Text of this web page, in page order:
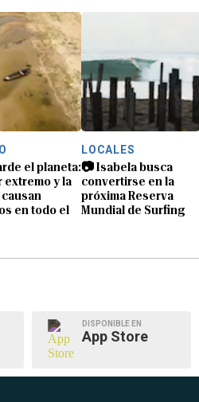
el planeta:
extremo y la
en todo el
LOCALES
📷 Isabela busca
convertirse en la
próxima Reserva
Mundial de Surfing
DISPONIBLE EN
App Store